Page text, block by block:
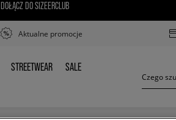
DOŁĄCZ DO SIZEERCLUB
Aktualne promocje
STREETWEAR
STREETWEAR SALE
SALE